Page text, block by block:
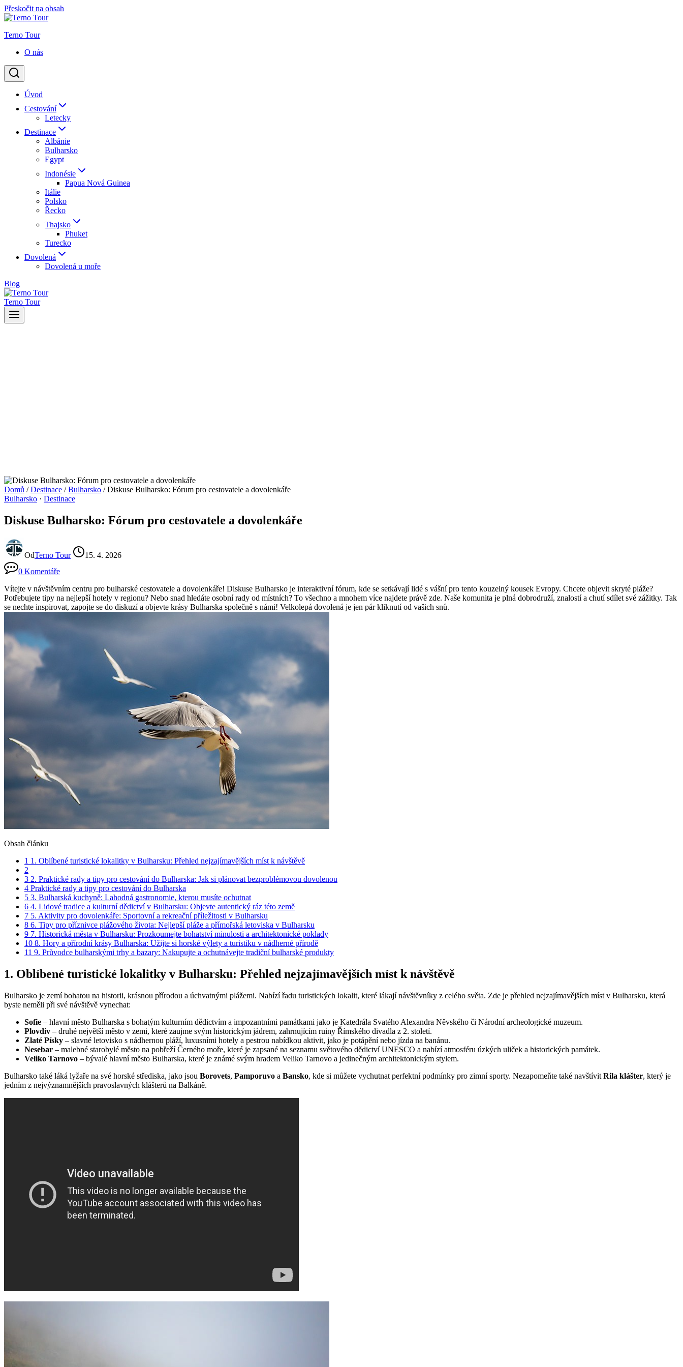
Přeskočit na obsah
Terno Tour
O nás
Úvod
Cestování
Letecky
Destinace
Albánie
Bulharsko
Egypt
Indonésie
Papua Nová Guinea
Itálie
Polsko
Řecko
Thajsko
Phuket
Turecko
Dovolená
Dovolená u moře
Blog
Terno Tour
Domů / Destinace / Bulharsko / Diskuse Bulharsko: Fórum pro cestovatele a dovolenkáře
Bulharsko · Destinace
Diskuse Bulharsko: Fórum pro cestovatele a dovolenkáře
OdTerno Tour
15. 4. 2026
0 Komentáře
Vítejte v návštěvním centru pro bulharské cestovatele a dovolenkáře! Diskuse Bulharsko je interaktivní fórum, kde se setkávají lidé s vášní pro tento kouzelný kousek Evropy. Chcete objevit skryté pláže?
Potřebujete tipy na nejlepší hotely v regionu? Nebo snad hledáte osobní rady od místních? To všechno a mnohem více najdete právě zde. Naše komunita je plná dobrodruží, znalostí a chutí sdílet své zážitky. Tak
se nechte inspirovat, zapojte se do diskuzí a objevte krásy Bulharska společně s námi! Velkolepá dovolená je jen pár kliknutí od vašich snů.
Obsah článku
1 1. Oblíbené turistické lokalitky v Bulharsku: Přehled nejzajímavějších míst k návštěvě
2
3 2. Praktické rady a tipy pro cestování do Bulharska: Jak si plánovat bezproblémovou dovolenou
4 Praktické rady a tipy pro cestování do Bulharska
5 3. Bulharská kuchyně: Lahodná gastronomie, kterou musíte ochutnat
6 4. Lidové tradice a kulturní dědictví v Bulharsku: Objevte autentický ráz této země
7 5. Aktivity pro dovolenkáře: Sportovní a rekreační příležitosti v Bulharsku
8 6. Tipy pro příznivce plážového života: Nejlepší pláže a přímořská letoviska v Bulharsku
9 7. Historická města v Bulharsku: Prozkoumejte bohatství minulosti a architektonické poklady
10 8. Hory a přírodní krásy Bulharska: Užijte si horské výlety a turistiku v nádherné přírodě
11 9. Průvodce bulharskými trhy a bazary: Nakupujte a ochutnávejte tradiční bulharské produkty
1. Oblíbené turistické lokalitky v Bulharsku: Přehled nejzajímavějších míst k návštěvě
Bulharsko je zemí bohatou na historii, krásnou přírodou a úchvatnými plážemi. Nabízí řadu turistických lokalit, které lákají návštěvníky z celého světa. Zde je přehled nejzajímavějších míst v Bulharsku, která
byste neměli při své návštěvě vynechat:
Sofie – hlavní město Bulharska s bohatým kulturním dědictvím a impozantními památkami jako je Katedrála Svatého Alexandra Něvského či Národní archeologické muzeum.
Plovdiv – druhé největší město v zemi, které zaujme svým historickým jádrem, zahrnujícím ruiny Římského divadla z 2. století.
Zlaté Písky – slavné letovisko s nádhernou pláží, luxusními hotely a pestrou nabídkou aktivit, jako je potápění nebo jízda na banánu.
Nesebar – malebné starobylé město na pobřeží Černého moře, které je zapsané na seznamu světového dědictví UNESCO a nabízí atmosféru úzkých uliček a historických památek.
Veliko Tarnovo – bývalé hlavní město Bulharska, které je známé svým hradem Veliko Tarnovo a jedinečným architektonickým stylem.
Bulharsko také láká lyžaře na své horské střediska, jako jsou Borovets, Pamporuvo a Bansko, kde si můžete vychutnat perfektní podmínky pro zimní sporty. Nezapomeňte také navštívit Rila klášter, který je
jedním z nejvýznamnějších pravoslavných klášterů na Balkáně.